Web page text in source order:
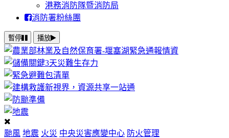
港務消防隊暨消防局
消防署粉絲團
暫停 播放
颱風 地震 火災 中央災害應變中心 防火管理